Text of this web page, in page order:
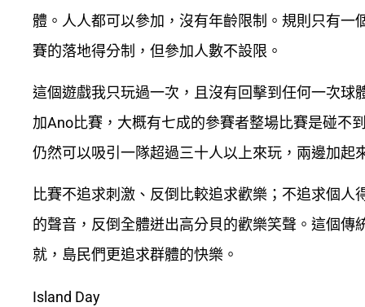
體。人人都可以參加，沒有年齡限制。規則只有
賽的落地得分制，但參加人數不設限。
這個遊戲我只玩過一次，且沒有回擊到任何一次
加Ano比賽，大概有七成的參賽者整場比賽是碰不
仍然可以吸引一隊超過三十人以上來玩，兩邊加
比賽不追求刺激、反倒比較追求歡樂；不追求個
的聲音，反倒全體迸出高分貝的歡樂笑聲。這個
就，島民們更追求群體的快樂。
Island Day